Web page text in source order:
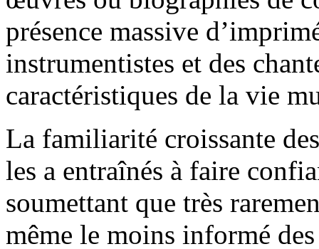
présence massive
instrumentistes et des
caractéristiques de la vie
La familiarité croissante
les a entraînés à faire
soumettant que très
même le moins informé